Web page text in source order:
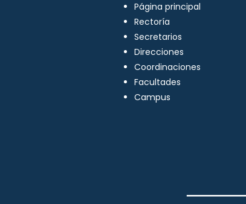
Página principal
Rectoría
Secretarios
Direcciones
Coordinaciones
Facultades
Campus